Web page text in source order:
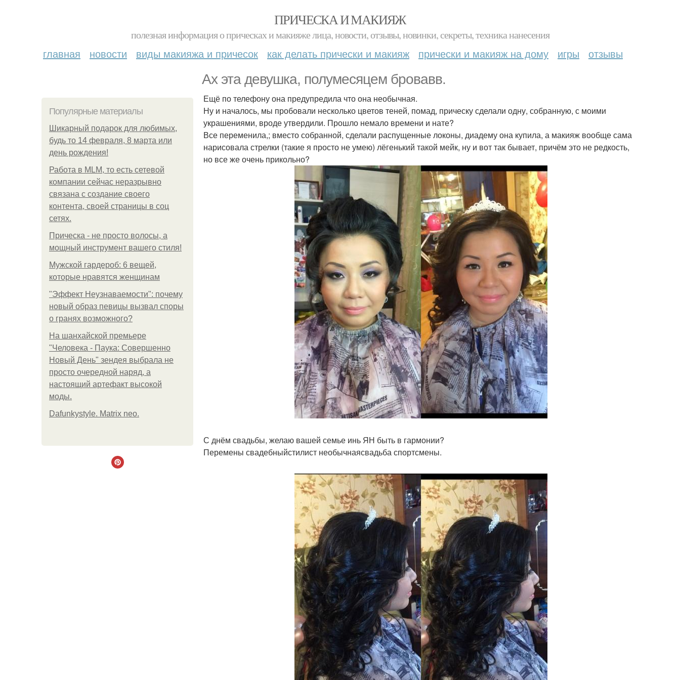
ПРИЧЕСКА И МАКИЯЖ
полезная информация о прическах и макияже лица, новости, отзывы, новинки, секреты, техника нанесения
главная новости виды макияжа и причесок как делать прически и макияж прически и макияж на дому игры отзывы
Ах эта девушка, полумесяцем бровавв.
Популярные материалы
Шикарный подарок для любимых,
будь то 14 февраля, 8 марта или
день рождения!
Работа в MLM, то есть сетевой
компании сейчас неразрывно
связана с создание своего
контента, своей страницы в соц
сетях.
Прическа - не просто волосы, а
мощный инструмент вашего стиля!
Мужской гардероб: 6 вещей,
которые нравятся женщинам
"Эффект Неузнаваемости": почему
новый образ певицы вызвал споры
о гранях возможного?
На шанхайской премьере
"Человека - Паука: Совершенно
Новый День" зендея выбрала не
просто очередной наряд, а
настоящий артефакт высокой
моды.
Dafunkystyle. Matrix neo.
Ещё по телефону она предупредила что она необычная.
Ну и началось, мы пробовали несколько цветов теней, помад, прическу сделали одну, собранную, с моими
украшениями, вроде утвердили. Прошло немало времени и нате?
Все переменила,; вместо собранной, сделали распущенные локоны, диадему она купила, а макияж вообще сама
нарисовала стрелки (такие я просто не умею) лёгенький такой мейк, ну и вот так бывает, причём это не редкость,
но все же очень прикольно?
С днём свадьбы, желаю вашей семье инь ЯН быть в гармонии?
Перемены свадебныйстилист необычнаясвадьба спортсмены.